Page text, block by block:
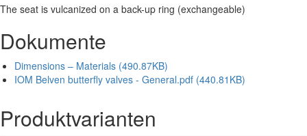
The seat is vulcanized on a back-up ring (exchangeable)
Dokumente
Dimensions – Materials (490.87KB)
IOM Belven butterfly valves - General.pdf (440.81KB)
Produktvarianten